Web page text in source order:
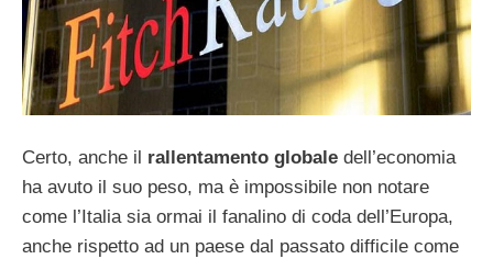
Certo, anche il rallentamento globale dell’economia
ha avuto il suo peso, ma è impossibile non notare
come l’Italia sia ormai il fanalino di coda dell’Europa,
anche rispetto ad un paese dal passato difficile come